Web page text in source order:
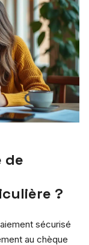
de
?
sécurisé
au chèque